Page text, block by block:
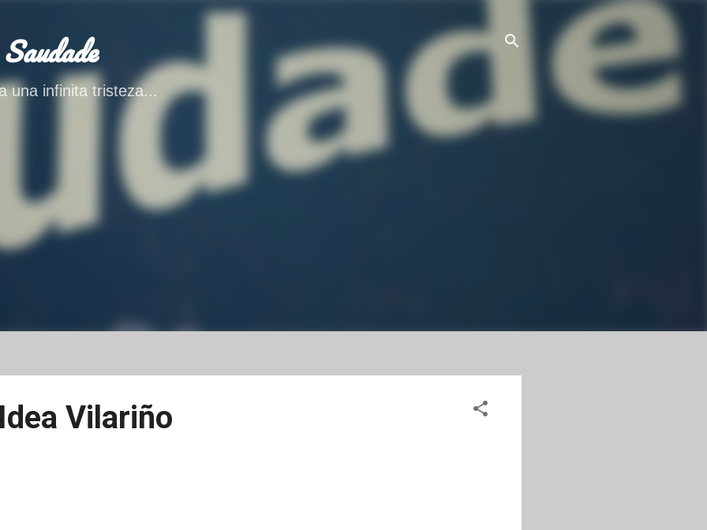
Ir al contenido principal
una infinita tristeza...
Vilariño